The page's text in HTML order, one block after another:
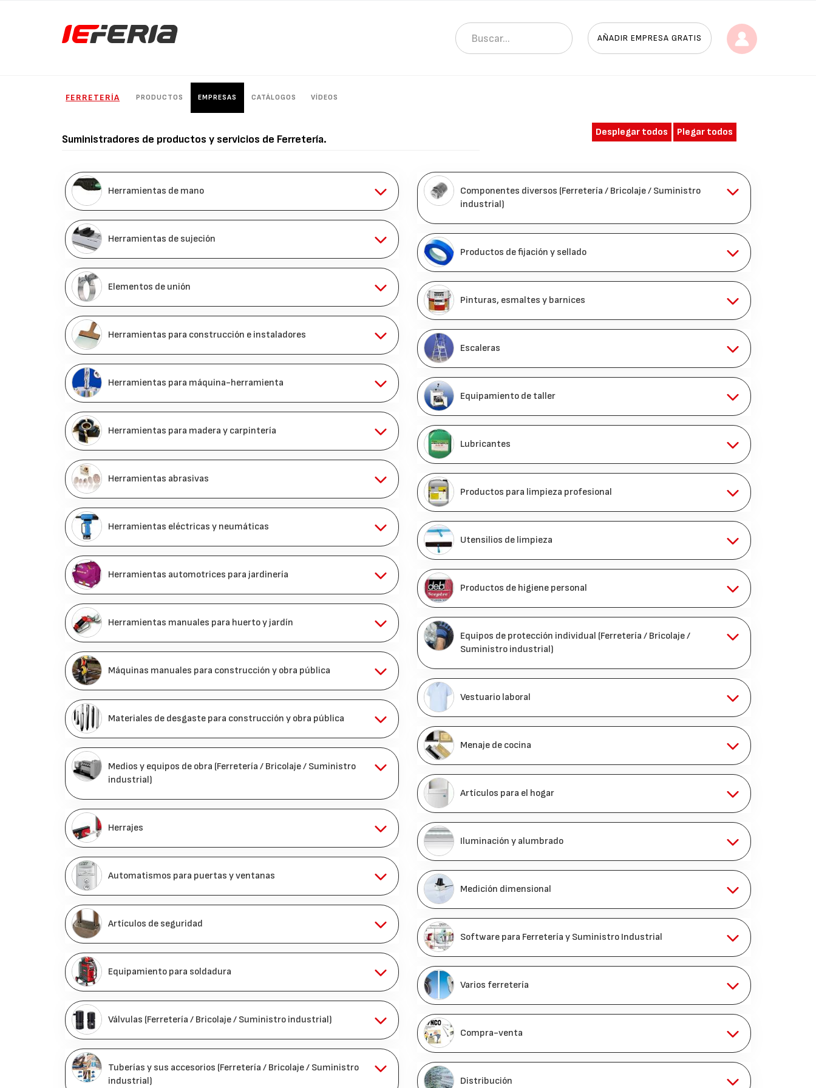
AÑADIR EMPRESA GRATIS
FERRETERÍA PRODUCTOS EMPRESAS CATÁLOGOS VÍDEOS
Suministradores de productos y servicios de Ferretería.
Desplegar todos Plegar todos
Herramientas de mano
Herramientas de sujeción
Elementos de unión
Herramientas para construcción e instaladores
Herramientas para máquina-herramienta
Herramientas para madera y carpintería
Herramientas abrasivas
Herramientas eléctricas y neumáticas
Herramientas automotrices para jardinería
Herramientas manuales para huerto y jardín
Máquinas manuales para construcción y obra pública
Materiales de desgaste para construcción y obra pública
Medios y equipos de obra (Ferretería / Bricolaje / Suministro
industrial)
Herrajes
Automatismos para puertas y ventanas
Artículos de seguridad
Equipamiento para soldadura
Válvulas (Ferretería / Bricolaje / Suministro industrial)
Tuberías y sus accesorios (Ferretería / Bricolaje / Suministro
industrial)
Componentes diversos (Ferretería / Bricolaje / Suministro
industrial)
Productos de fijación y sellado
Pinturas, esmaltes y barnices
Escaleras
Equipamiento de taller
Lubricantes
Productos para limpieza profesional
Utensilios de limpieza
Productos de higiene personal
Equipos de protección individual (Ferretería / Bricolaje /
Suministro industrial)
Vestuario laboral
Menaje de cocina
Artículos para el hogar
Iluminación y alumbrado
Medición dimensional
Software para Ferretería y Suministro Industrial
Varios ferretería
Compra-venta
Distribución